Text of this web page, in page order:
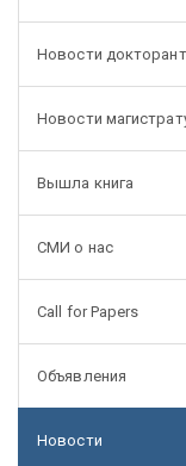
Новости
Новости
Вышла книга
СМИ о нас
Call for Papers
Объявления
Новости